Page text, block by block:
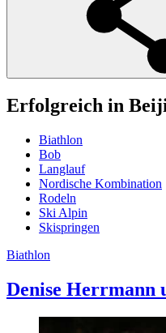
Erfolgreich in
Biathlon
Bob
Langlauf
Nordische Kombination
Rodeln
Ski Alpin
Skispringen
Biathlon
Denise Herrmann